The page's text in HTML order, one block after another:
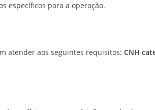
específicos para a operação.
atender aos seguintes requisitos: CNH